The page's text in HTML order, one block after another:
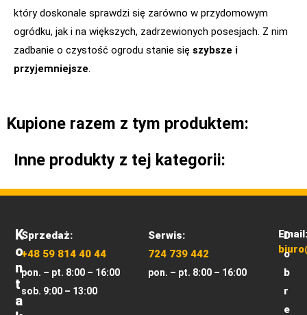
który doskonale sprawdzi się zarówno w przydomowym
ogródku, jak i na większych, zadrzewionych posesjach. Z nim
zadbanie o czystość ogrodu stanie się szybsze i
przyjemniejsze.
Kupione razem z tym produktem:
Inne produkty z tej kategorii:
K
O
N
T
A
Sprzedaż:
+48 59 814 40 44
pon. – pt. 8:00 – 16:00
sob. 9:00 – 13:00
Serwis:
724 739 442
pon. – pt. 8:00 – 16:00
Email:
D
o
b
r
e